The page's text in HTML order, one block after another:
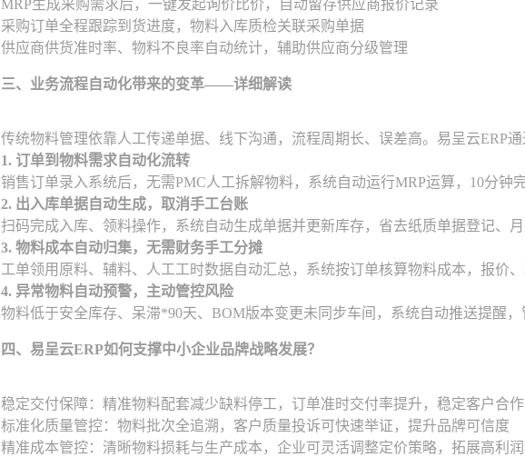
MRP生成采购需求后，一键发起询价比价，自动留存供应商报价记录
采购订单全程跟踪到货进度，物料入库质检关联采购单据
供应商供货准时率、物料不良率自动统计，辅助供应商分级管理
三、业务流程自动化带来的变革——详细解读
传统物料管理依靠人工传递单据、线下沟通，流程周期长、误差高。易呈云ERP
1. 订单到物料需求自动化流转
销售订单录入系统后，无需PMC人工拆解物料，系统自动运行MRP运算，10分
2. 出入库单据自动生成，取消手工台账
扫码完成入库、领料操作，系统自动生成单据并更新库存，省去纸质单据登记、
3. 物料成本自动归集，无需财务手工分摊
工单领用原料、辅料、人工工时数据自动汇总，系统按订单核算物料成本，报价
4. 异常物料自动预警，主动管控风险
物料低于安全库存、呆滞*90天、BOM版本变更未同步车间，系统自动推送提醒
四、易呈云ERP如何支撑中小企业品牌战略发展？
稳定交付保障：精准物料配套减少缺料停工，订单准时交付率提升，稳定客户合
标准化质量管控：物料批次全追溯，客户质量投诉可快速举证，提升品牌可信度
精准成本管控：清晰物料损耗与生产成本，企业可灵活调整定价策略，拓展高利